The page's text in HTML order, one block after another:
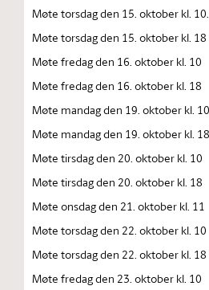
Møte torsdag den 15. oktober kl.
Møte torsdag den 15. oktober kl. 18
Møte fredag den 16. oktober kl. 10
Møte fredag den 16. oktober kl. 18
Møte mandag den 19. oktober kl. 10
Møte mandag den 19. oktober kl. 18
Møte tirsdag den 20. oktober kl. 10
Møte tirsdag den 20. oktober kl. 18
Møte onsdag den 21. oktober kl. 11
Møte torsdag den 22. oktober kl. 10
Møte torsdag den 22. oktober kl. 18
Møte fredag den 23. oktober kl. 10